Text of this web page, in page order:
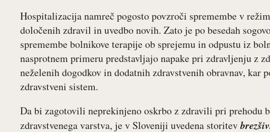
Hospitalizacija namreč pogosto povzroči spremembe v
določenih zdravil in uvedbo novih. Zato je po besedah
spremembe bolnikove terapije ob sprejemu in odpustu iz
nasprotnem primeru predstavljajo napake pri zdravljenju z
neželenih dogodkov in dodatnih zdravstvenih obravnav, kar
zdravstveni sistem.
Da bi zagotovili neprekinjeno oskrbo z zdravili pri prehodu
zdravstvenega varstva, je v Sloveniji uvedena storitev